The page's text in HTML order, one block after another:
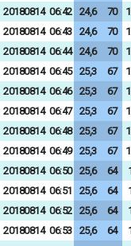
20180814 06:42 24,6 70
20180814 06:43 24,6 70
20180814 06:44 24,6 70
20180814 06:45 25,3 67
20180814 06:46 25,3 67
20180814 06:47 25,3 67
20180814 06:48 25,3 67
20180814 06:49 25,3 67
20180814 06:50 25,6 64
20180814 06:51 25,6 64
20180814 06:52 25,6 64
20180814 06:53 25,6 64